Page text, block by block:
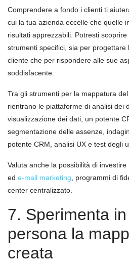
Comprendere a fondo i clienti ti
cui la tua azienda eccelle che quelle
risultati apprezzabili. Potresti
strumenti specifici, sia per
cliente che per rispondere alle sue
soddisfacente.
Tra gli strumenti per la mappatura
rientrano le piattaforme di analisi dei
visualizzazione dei dati, un potente
segmentazione delle assenze,
potente CRM, analisi UX e test degli
Valuta anche la possibilità di
ed e-mail marketing , programmi di
center centralizzato.
7. Sperimenta
persona la
creata